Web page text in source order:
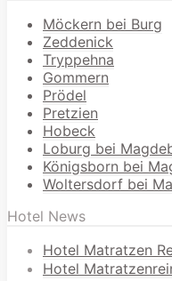
Möckern bei Burg
Zeddenick
Tryppehna
Gommern
Prödel
Pretzien
Hobeck
Loburg bei
Königsborn bei
Woltersdorf bei
Hotel News
Hotel Matratzen
Hotel